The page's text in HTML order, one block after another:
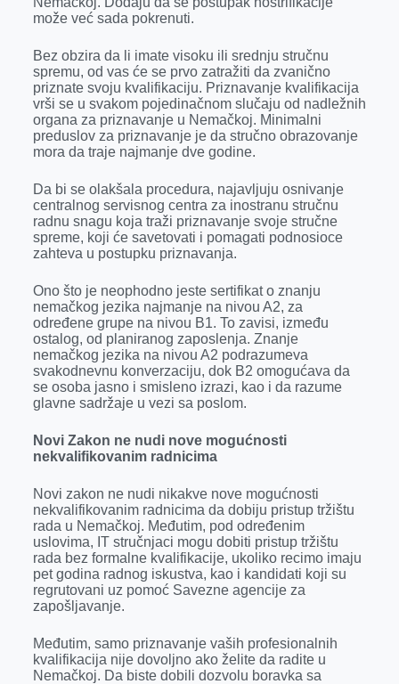
može već sada pokrenuti.
Bez obzira da li imate visoku ili srednju stručnu
spremu, od vas će se prvo zatražiti da zvanično
priznate svoju kvalifikaciju. Priznavanje kvalifikacija
vrši se u svakom pojedinačnom slučaju od nadležnih
organa za priznavanje u Nemačkoj. Minimalni
preduslov za priznavanje je da stručno obrazovanje
mora da traje najmanje dve godine.
Da bi se olakšala procedura, najavljuju osnivanje
centralnog servisnog centra za inostranu stručnu
radnu snagu koja traži priznavanje svoje stručne
spreme, koji će savetovati i pomagati podnosioce
zahteva u postupku priznavanja.
Ono što je neophodno jeste sertifikat o znanju
nemačkog jezika najmanje na nivou A2, za
određene grupe na nivou B1. To zavisi, između
ostalog, od planiranog zaposlenja. Znanje
nemačkog jezika na nivou A2 podrazumeva
svakodnevnu konverzaciju, dok B2 omogućava da
se osoba jasno i smisleno izrazi, kao i da razume
glavne sadržaje u vezi sa poslom.
Novi Zakon ne nudi nove mogućnosti
nekvalifikovanim radnicima
Novi zakon ne nudi nikakve nove mogućnosti
nekvalifikovanim radnicima da dobiju pristup tržištu
rada u Nemačkoj. Međutim, pod određenim
uslovima, IT stručnjaci mogu dobiti pristup tržištu
rada bez formalne kvalifikacije, ukoliko recimo imaju
pet godina radnog iskustva, kao i kandidati koji su
regrutovani uz pomoć Savezne agencije za
zapošljavanje.
Međutim, samo priznavanje vaših profesionalnih
kvalifikacija nije dovoljno ako želite da radite u
Nemačkoj. Da biste dobili dozvolu boravka sa